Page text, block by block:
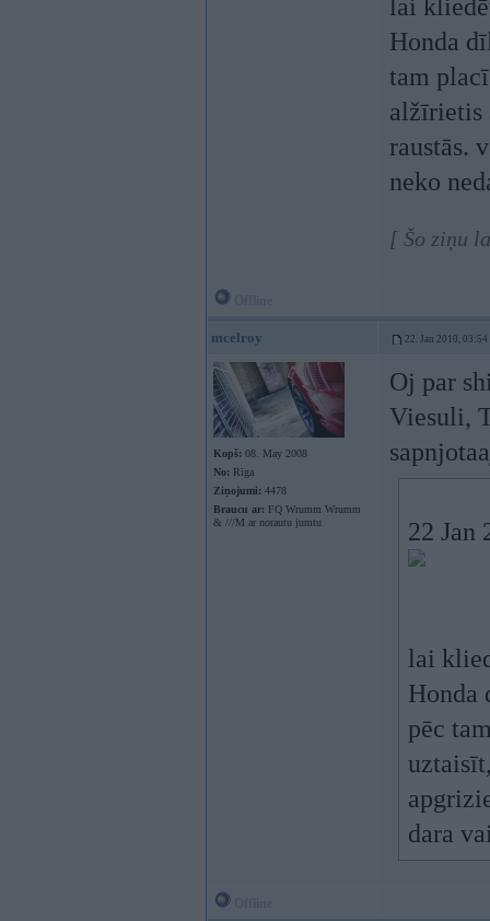
lai
Honda
tam
alžīrietis
raustās.
neko
[ Šo ziņu
mcelroy 22. Jan 2010, 03:54
Kopš: 08. May 2008
No: Rīga
Ziņojumi: 4478
Braucu ar: FQ Wrumm Wrumm
& ///M ar norautu jumtu
Oj par
Viesuli,
22 Jan
lai
Honda
pēc
dara